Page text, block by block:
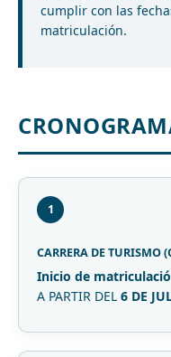
cumplir con las
matriculación.
1
CARRERA DE TURISMO
Inicio de
A PARTIR DEL 6 DE